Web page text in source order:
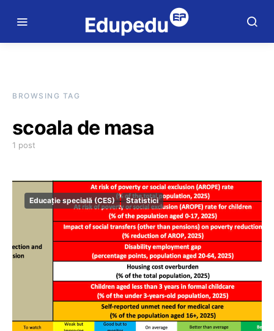
BROWSING TAG
scoala de masa
1 post
Educație specială (CES) Statistici